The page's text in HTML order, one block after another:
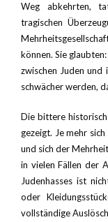
Weg abkehrten,
tragischen
können. Sie
zwischen Juden
schwächer werden,
Die bittere
gezeigt. Je mehr
und sich der
in vielen Fällen der
Judenhasses ist
oder
vollständige